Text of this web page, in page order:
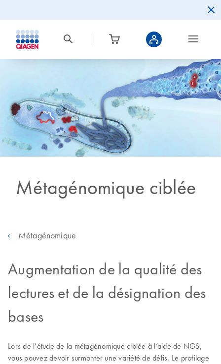
Métagénomique ciblée
Métagénomique
Augmentation de la qualité des
lectures et de la désignation des
bases
Lors de l’étude de la métagénomique ciblée à l’aide de NGS,
vous pouvez devoir surmonter une variété de défis. Le profilage